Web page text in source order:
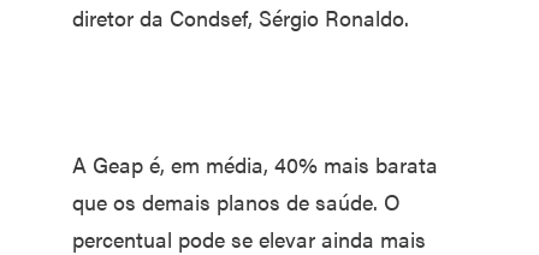
diretor da Condsef, Sérgio Ronaldo.
A Geap é, em média, 40% mais barata
que os demais planos de saúde. O
percentual pode se elevar ainda mais